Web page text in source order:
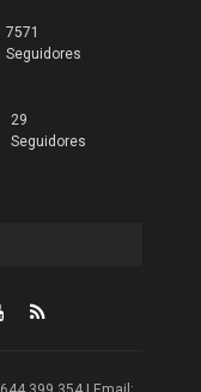
7571
Seguidores
29
Seguidores